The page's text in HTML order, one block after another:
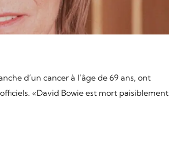
d’un cancer à l’âge de 69 ans, ont
«David Bowie est mort paisiblement